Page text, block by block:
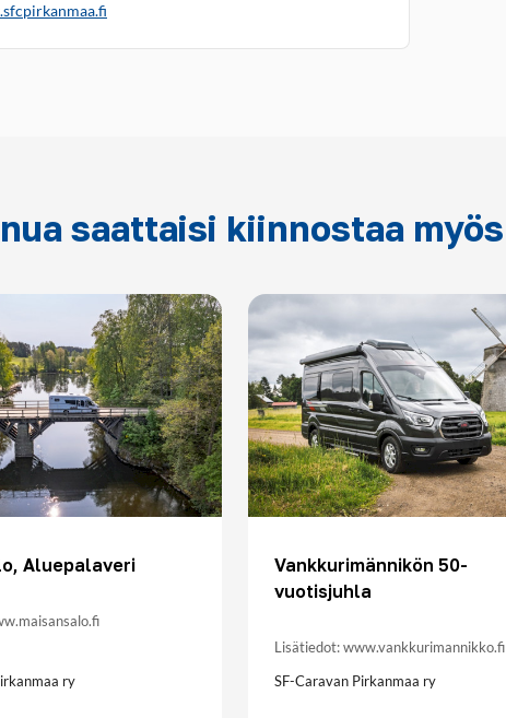
saattaisi kiinnostaa myös
Aluepalaveri
ry
Vankkurimännikön 50-
vuotisjuhla
Lisätiedot: www.vankkurimannikko.fi
SF-Caravan Pirkanmaa ry